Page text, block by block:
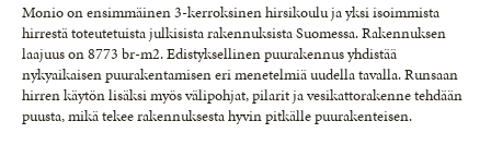
Monio on ensimmäinen 3-kerroksinen hirsikoulu ja yksi isoimmista
hirrestä toteutetuista julkisista rakennuksista Suomessa. Rakennuksen
laajuus on 8773 br-m2. Edistyksellinen puurakennus yhdistää
nykyaikaisen puurakentamisen eri menetelmiä uudella tavalla. Runsaan
hirren käytön lisäksi myös välipohjat, pilarit ja vesikattorakenne tehdään
puusta, mikä tekee rakennuksesta hyvin pitkälle puurakenteisen.